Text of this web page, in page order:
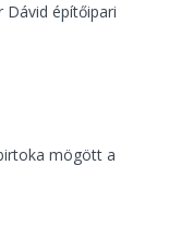
Dávid építőipari
mögött a